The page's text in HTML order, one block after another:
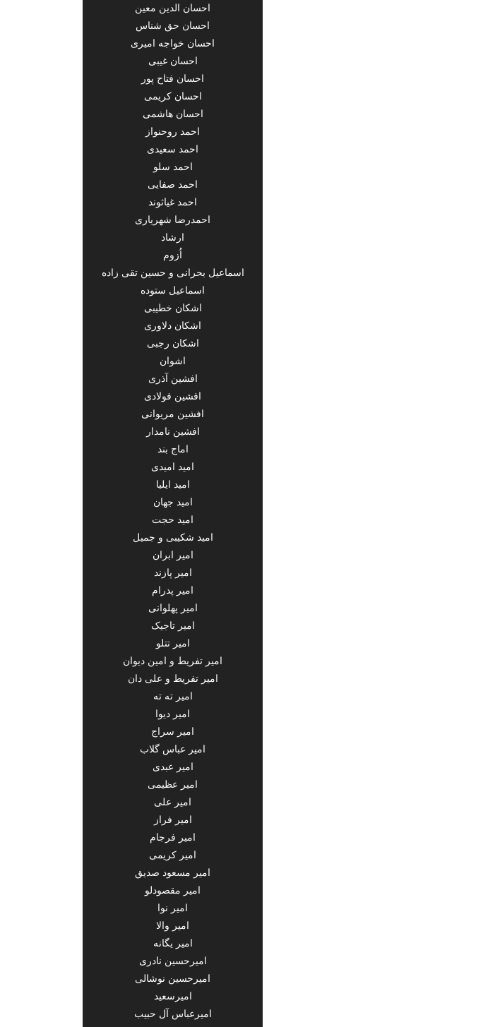
احسان الدین معین
احسان حق شناس
احسان خواجه امیری
احسان غیبی
احسان فتاح پور
احسان کریمی
احسان هاشمی
احمد روحنواز
احمد سعیدی
احمد سلو
احمد صفایی
احمد غیاثوند
احمدرضا شهریاری
ارشاد
اُزوم
اسماعیل بحرانی و حسین تقی زاده
اسماعیل ستوده
اشکان خطیبی
اشکان دلاوری
اشکان رجبی
اشوان
افشین آذری
افشین فولادی
افشین مریوانی
افشین نامدار
اماج بند
امید امیدی
امید ایلیا
امید جهان
امید حجت
امید شکیبی و جمیل
امیر ابران
امیر پازند
امیر پدرام
امیر پهلوانی
امیر تاجیک
امیر تتلو
امیر تفریط و امین دیوان
امیر تفریط و علی دان
امیر ته ته
امیر دیوا
امیر سراج
امیر عباس گلاب
امیر عبدی
امیر عظیمی
امیر علی
امیر فراز
امیر فرجام
امیر کریمی
امیر مسعود صدیق
امیر مقصودلو
امیر نوا
امیر والا
امیر یگانه
امیرحسین نادری
امیرحسین نوشالی
امیرسعید
امیرعباس آل حبیب